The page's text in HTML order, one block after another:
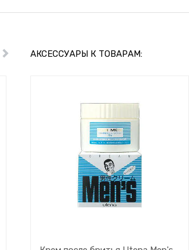
Далее АКСЕССУАРЫ К ТОВАРАМ: